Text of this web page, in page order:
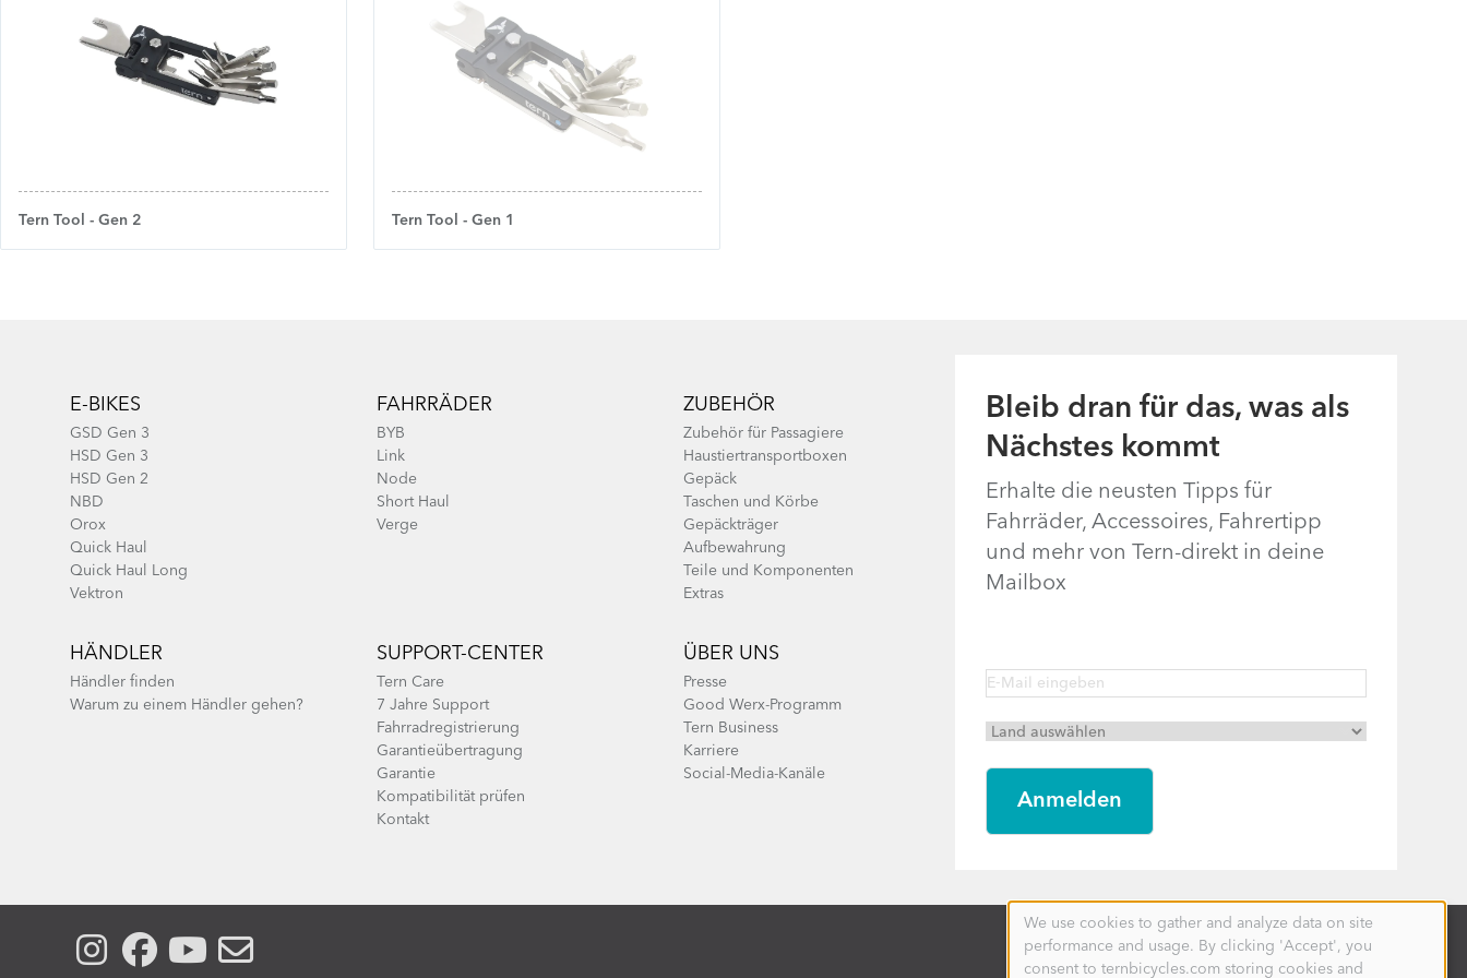
Tern Tool - Gen 2 Tern Tool - Gen 1
Bleib dran für das, was als
Nächstes kommt
Erhalte die neusten Tipps für
Fahrräder, Accessoires, Fahrertipp
und mehr von Tern-direkt in deine
Mailbox
E-BIKES
GSD Gen 3
HSD Gen 3
HSD Gen 2
NBD
Orox
Quick Haul
Quick Haul Long
Vektron
FAHRRÄDER
BYB
Link
Node
Short Haul
Verge
ZUBEHÖR
Zubehör für Passagiere
Haustiertransportboxen
Gepäck
Taschen und Körbe
Gepäckträger
Aufbewahrung
Teile und Komponenten
Extras
HÄNDLER
Händler finden
Warum zu einem Händler gehen?
SUPPORT-CENTER
Tern Care
7 Jahre Support
Fahrradregistrierung
Garantieübertragung
Garantie
Kompatibilität prüfen
Kontakt
ÜBER UNS
Presse
Good Werx-Programm
Tern Business
Karriere
Social-Media-Kanäle
Use
of
personal
We use cookies to gather and analyze data on site
performance and usage. By clicking 'Accept', you
consent to ternbicycles.com storing cookies and